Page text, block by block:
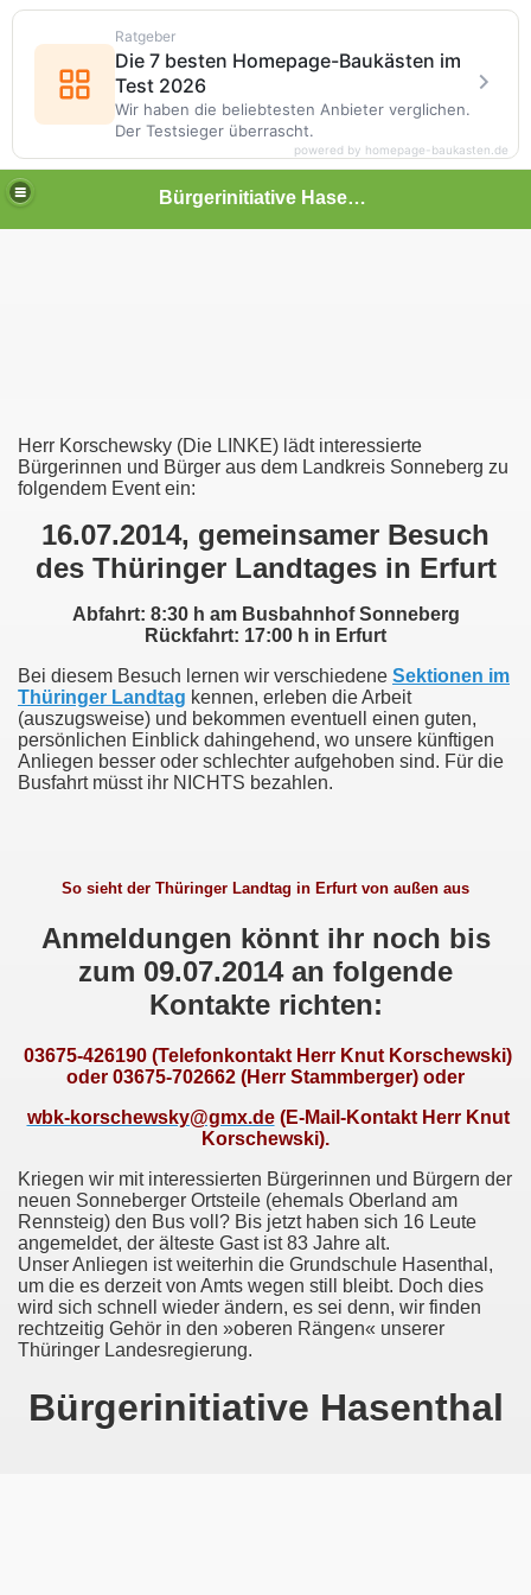
Bürgerinitiative Hasenthal
Herr Korschewsky (Die LINKE) lädt interessierte
Bürgerinnen und Bürger aus dem Landkreis Sonneberg zu
folgendem Event ein:
16.07.2014, gemeinsamer Besuch
des Thüringer Landtages in Erfurt
Abfahrt: 8:30 h am Busbahnhof Sonneberg
Rückfahrt: 17:00 h in Erfurt
Bei diesem Besuch lernen wir verschiedene Sektionen im
Thüringer Landtag kennen, erleben die Arbeit
(auszugsweise) und bekommen eventuell einen guten,
persönlichen Einblick dahingehend, wo unsere künftigen
Anliegen besser oder schlechter aufgehoben sind. Für die
Busfahrt müsst ihr NICHTS bezahlen.
So sieht der Thüringer Landtag in Erfurt von außen aus
Anmeldungen könnt ihr noch bis
zum 09.07.2014 an folgende
Kontakte richten:
03675-426190 (Telefonkontakt Herr Knut Korschewski)
oder 03675-702662 (Herr Stammberger) oder
wbk-korschewsky@gmx.de(E-Mail-Kontakt Herr Knut
Korschewski).
Kriegen wir mit interessierten Bürgerinnen und Bürgern der
neuen Sonneberger Ortsteile (ehemals Oberland am
Rennsteig) den Bus voll? Bis jetzt haben sich 16 Leute
angemeldet, der älteste Gast ist 83 Jahre alt.
Unser Anliegen ist weiterhin die Grundschule Hasenthal,
um die es derzeit von Amts wegen still bleibt. Doch dies
wird sich schnell wieder ändern, es sei denn, wir finden
rechtzeitig Gehör in den »oberen Rängen« unserer
Thüringer Landesregierung.
Bürgerinitiative Hasenthal
Ratgeber
Die 7 besten Homepage-Baukästen im
Test 2026
Wir haben die beliebtesten Anbieter verglichen.
Der Testsieger überrascht.
powered by homepage-baukasten.de